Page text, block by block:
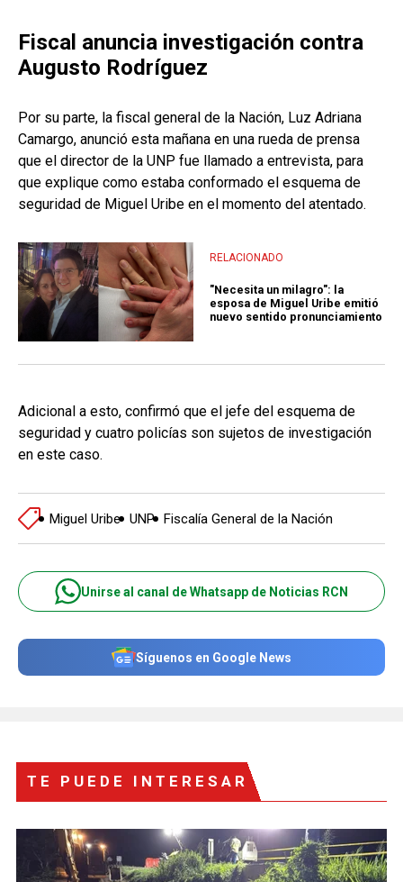
Fiscal anuncia investigación contra
Augusto Rodríguez
Por su parte, la fiscal general de la Nación, Luz Adriana
Camargo, anunció esta mañana en una rueda de prensa
que el director de la UNP fue llamado a entrevista, para
que explique como estaba conformado el esquema de
seguridad de Miguel Uribe en el momento del atentado.
RELACIONADO
"Necesita un milagro": la
esposa de Miguel Uribe emitió
nuevo sentido pronunciamiento
Adicional a esto, confirmó que el jefe del esquema de
seguridad y cuatro policías son sujetos de investigación
en este caso.
Miguel Uribe UNP Fiscalía General de la Nación
Unirse al canal de Whatsapp de Noticias RCN
Síguenos en Google News
TE PUEDE INTERESAR